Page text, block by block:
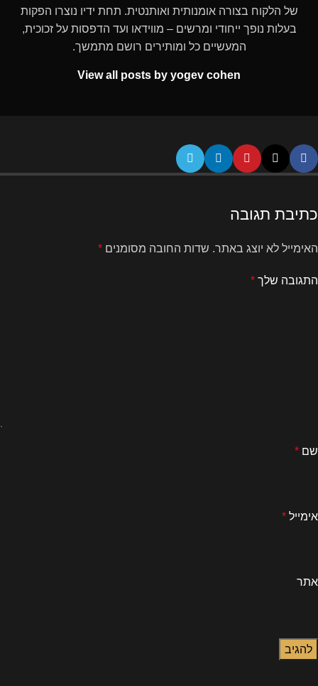
של הלקוח בצורה אומנותית ואותנטית. תחת ידיו נוצרו הפקות
בעלות נופך ייחודי ומרשים – מווידאו ועד הדפסות על זכוכית,
המעשיים כל ומותירים רושם מתמשך.
View all posts by yogev cohen
כתיבת תגובה
האימייל לא יוצג באתר. שדות החובה מסומנים *
התגובה שלך *
שם *
אימייל *
אתר